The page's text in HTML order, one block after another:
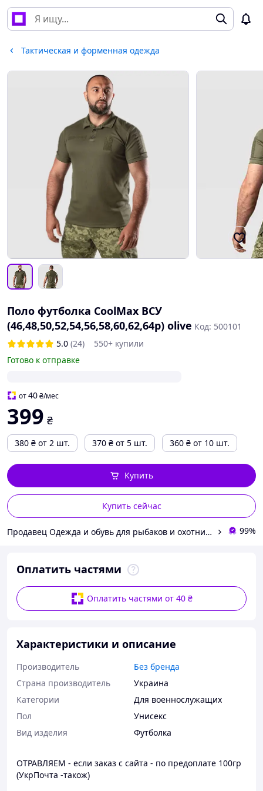
Тактическая и форменная одежда
Поло футболка CoolMax ВСУ
(46,48,50,52,54,56,58,60,62,64р) olive Код: 500101
5.0 (24)
550+ купили
Готово к отправке
от40₴/мес
399 ₴
380 ₴ от 2 шт. 370 ₴ от 5 шт. 360 ₴ от 10 шт.
Купить сейчас
Купить
Продавец Одежда и обувь для рыбаков и охотников, спецодежда от производителя 99%
Оплатить частями
Оплатить частями от 40 ₴
Характеристики и описание
Производитель
Без бренда
Страна производитель
Украина
Категории
Для военнослужащих
Пол
Унисекс
Вид изделия
Футболка
ОТРАВЛЯЕМ - если заказ с сайта - по предоплате 100гр
(УкрПочта -також)